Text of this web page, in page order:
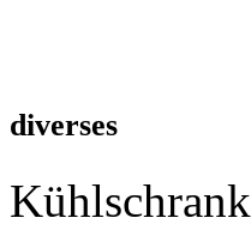
diverses
Kühlschrank